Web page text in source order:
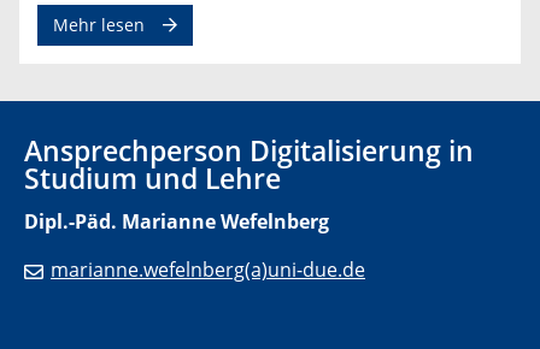
Mehr lesen
Ansprechperson Digitalisierung in
Studium und Lehre
Dipl.-Päd. Marianne Wefelnberg
marianne.wefelnberg(a)uni-due.de